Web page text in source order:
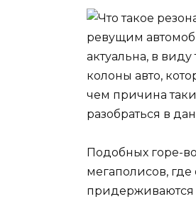
ревущим
актуальна, в
колоны авто,
чем причина
разобраться в
Подобных горе-
мегаполисов,
придерживаются